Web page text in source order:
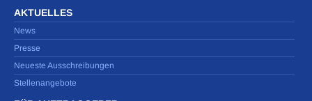
AKTUELLES
News
Presse
Neueste Ausschreibungen
Stellenangebote